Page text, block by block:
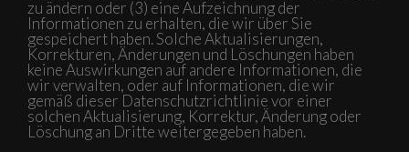
zu ändern oder (3) eine Aufzeichnung der
Informationen zu erhalten, die wir über Sie
gespeichert haben. Solche Aktualisierungen,
Korrekturen, Änderungen und Löschungen haben
keine Auswirkungen auf andere Informationen, die
wir verwalten, oder auf Informationen, die wir
gemäß dieser Datenschutzrichtlinie vor einer
solchen Aktualisierung, Korrektur, Änderung oder
Löschung an Dritte weitergegeben haben.